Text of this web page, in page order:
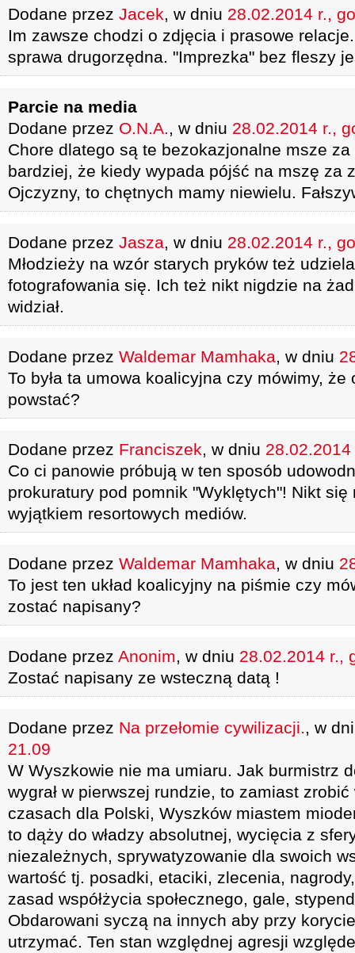
Dodane przez Jacek, w dniu 28.02.2014 r.,
Im zawsze chodzi o zdjęcia i prasowe
sprawa drugorzędna. "Imprezka" bez fleszy
Parcie na media
Dodane przez O.N.A., w dniu 28.02.2014 r.,
Chore dlatego są te bezokazjonalne msze
bardziej, że kiedy wypada pójść na mszę za
Ojczyzny, to chętnych mamy niewielu.
Dodane przez Jasza, w dniu 28.02.2014 r.,
Młodzieży na wzór starych pryków też
fotografowania się. Ich też nikt nigdzie na
widział.
Dodane przez Waldemar Mamhaka, w dniu
To była ta umowa koalicyjna czy mówimy, że
powstać?
Dodane przez Franciszek, w dniu
Co ci panowie próbują w ten sposób
prokuratury pod pomnik "Wyklętych"! Nikt
wyjątkiem resortowych mediów.
Dodane przez Waldemar Mamhaka, w dniu
To jest ten układ koalicyjny na piśmie czy
zostać napisany?
Dodane przez Anonim, w dniu 28.02.2014 r.,
Zostać napisany ze wsteczną datą !
Dodane przez Na przełomie cywilizacji., w
21.09
W Wyszkowie nie ma umiaru. Jak burmistrz
wygrał w pierwszej rundzie, to zamiast
czasach dla Polski, Wyszków miastem
to dąży do władzy absolutnej, wycięcia z
niezależnych, sprywatyzowanie dla swoich
wartość tj. posadki, etaciki, zlecenia,
zasad współżycia społecznego, gale,
Obdarowani syczą na innych aby przy
utrzymać. Ten stan względnej agresji